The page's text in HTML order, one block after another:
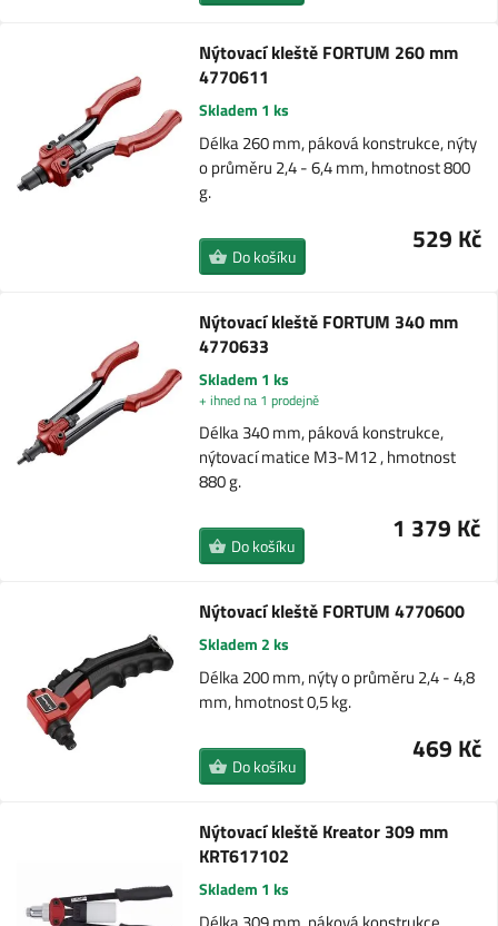
Nýtovací kleště FORTUM 260 mm
4770611
Skladem 1 ks
Délka 260 mm, páková konstrukce, nýty
o průměru 2,4 - 6,4 mm, hmotnost 800
g.
529 Kč
Do košíku
Nýtovací kleště FORTUM 340 mm
4770633
Skladem 1 ks
+ ihned na 1 prodejně
Délka 340 mm, páková konstrukce,
nýtovací matice M3-M12 , hmotnost
880 g.
1 379 Kč
Do košíku
Nýtovací kleště FORTUM 4770600
Skladem 2 ks
Délka 200 mm, nýty o průměru 2,4 - 4,8
mm, hmotnost 0,5 kg.
469 Kč
Do košíku
Nýtovací kleště Kreator 309 mm
KRT617102
Skladem 1 ks